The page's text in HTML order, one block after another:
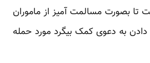
تا بصورت مسالمت آمیز از ماموران
دادن به دعوی کمک بیگرد مورد حمله